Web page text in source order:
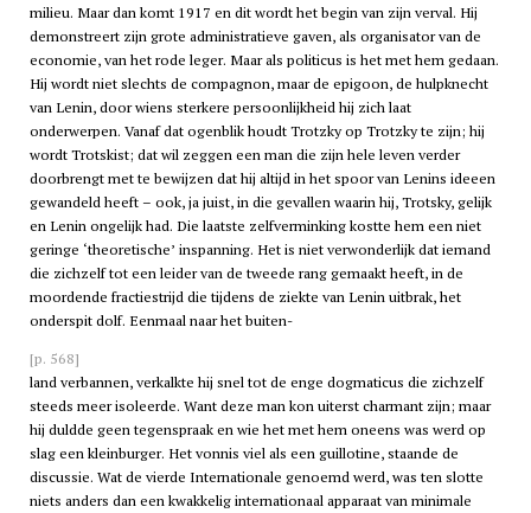
milieu. Maar dan komt 1917 en dit wordt het begin van zijn verval. Hij
demonstreert zijn grote administratieve gaven, als organisator van de
economie, van het rode leger. Maar als politicus is het met hem gedaan.
Hij wordt niet slechts de compagnon, maar de epigoon, de hulpknecht
van Lenin, door wiens sterkere persoonlijkheid hij zich laat
onderwerpen. Vanaf dat ogenblik houdt Trotzky op Trotzky te zijn; hij
wordt Trotskist; dat wil zeggen een man die zijn hele leven verder
doorbrengt met te bewijzen dat hij altijd in het spoor van Lenins ideeen
gewandeld heeft – ook, ja juist, in die gevallen waarin hij, Trotsky, gelijk
en Lenin ongelijk had. Die laatste zelfverminking kostte hem een niet
geringe ‘theoretische’ inspanning. Het is niet verwonderlijk dat iemand
die zichzelf tot een leider van de tweede rang gemaakt heeft, in de
moordende fractiestrijd die tijdens de ziekte van Lenin uitbrak, het
onderspit dolf. Eenmaal naar het buiten-
[p. 568]
land verbannen, verkalkte hij snel tot de enge dogmaticus die zichzelf
steeds meer isoleerde. Want deze man kon uiterst charmant zijn; maar
hij duldde geen tegenspraak en wie het met hem oneens was werd op
slag een kleinburger. Het vonnis viel als een guillotine, staande de
discussie. Wat de vierde Internationale genoemd werd, was ten slotte
niets anders dan een kwakkelig internationaal apparaat van minimale